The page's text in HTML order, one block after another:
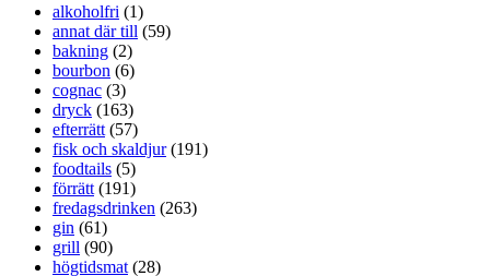
alkoholfri (1)
annat där till (59)
bakning (2)
bourbon (6)
cognac (3)
dryck (163)
efterrätt (57)
fisk och skaldjur(191)
foodtails (5)
förrätt (191)
fredagsdrinken (263)
gin (61)
grill (90)
högtidsmat (28)